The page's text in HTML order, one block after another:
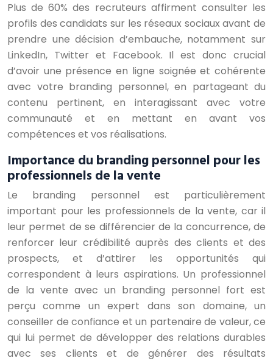
Plus de 60% des recruteurs affirment consulter les
profils des candidats sur les réseaux sociaux avant de
prendre une décision d’embauche, notamment sur
LinkedIn, Twitter et Facebook. Il est donc crucial
d’avoir une présence en ligne soignée et cohérente
avec votre branding personnel, en partageant du
contenu pertinent, en interagissant avec votre
communauté et en mettant en avant vos
compétences et vos réalisations.
Importance du branding personnel pour les
professionnels de la vente
Le branding personnel est particulièrement
important pour les professionnels de la vente, car il
leur permet de se différencier de la concurrence, de
renforcer leur crédibilité auprès des clients et des
prospects, et d’attirer les opportunités qui
correspondent à leurs aspirations. Un professionnel
de la vente avec un branding personnel fort est
perçu comme un expert dans son domaine, un
conseiller de confiance et un partenaire de valeur, ce
qui lui permet de développer des relations durables
avec ses clients et de générer des résultats